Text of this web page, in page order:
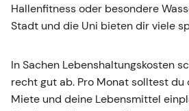
Hallenfitness oder besondere
Stadt und die Uni bieten dir viele
In Sachen Lebenshaltungskosten
recht gut ab. Pro Monat solltest
Miete und deine Lebensmittel